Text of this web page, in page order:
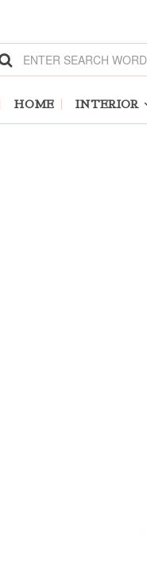
HOME INTERIOR